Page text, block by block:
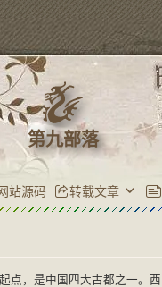
第九部落
网站源码 转载文章
点，是中国四大古都之一。西